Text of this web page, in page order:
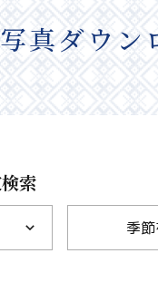
ス
いて
イブラリー
レットダウンロード
真ダウン
索
季